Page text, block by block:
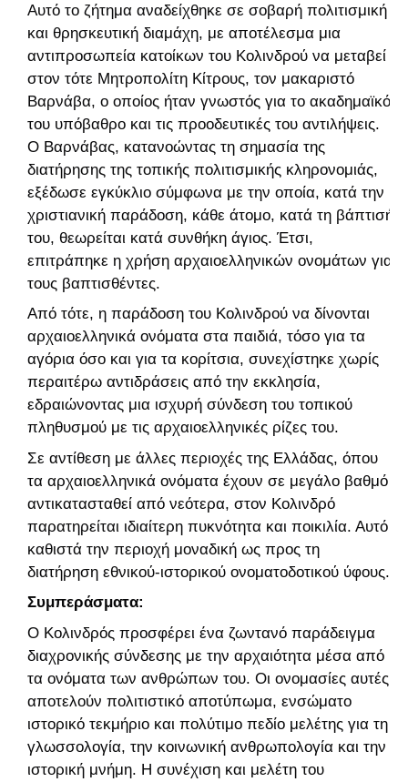
Αυτό το ζήτημα αναδείχθηκε σε σοβαρή πολιτισμική
και θρησκευτική διαμάχη, με αποτέλεσμα μια
αντιπροσωπεία κατοίκων του Κολινδρού να μεταβεί
στον τότε Μητροπολίτη Κίτρους, τον μακαριστό
Βαρνάβα, ο οποίος ήταν γνωστός για το ακαδημαϊκό
του υπόβαθρο και τις προοδευτικές του αντιλήψεις.
Ο Βαρνάβας, κατανοώντας τη σημασία της
διατήρησης της τοπικής πολιτισμικής κληρονομιάς,
εξέδωσε εγκύκλιο σύμφωνα με την οποία, κατά την
χριστιανική παράδοση, κάθε άτομο, κατά τη βάπτισή
του, θεωρείται κατά συνθήκη άγιος. Έτσι,
επιτράπηκε η χρήση αρχαιοελληνικών ονομάτων για
τους βαπτισθέντες.
Από τότε, η παράδοση του Κολινδρού να δίνονται
αρχαιοελληνικά ονόματα στα παιδιά, τόσο για τα
αγόρια όσο και για τα κορίτσια, συνεχίστηκε χωρίς
περαιτέρω αντιδράσεις από την εκκλησία,
εδραιώνοντας μια ισχυρή σύνδεση του τοπικού
πληθυσμού με τις αρχαιοελληνικές ρίζες του.
Σε αντίθεση με άλλες περιοχές της Ελλάδας, όπου
τα αρχαιοελληνικά ονόματα έχουν σε μεγάλο βαθμό
αντικατασταθεί από νεότερα, στον Κολινδρό
παρατηρείται ιδιαίτερη πυκνότητα και ποικιλία. Αυτό
καθιστά την περιοχή μοναδική ως προς τη
διατήρηση εθνικού-ιστορικού ονοματοδοτικού ύφους.
Συμπεράσματα:
Ο Κολινδρός προσφέρει ένα ζωντανό παράδειγμα
διαχρονικής σύνδεσης με την αρχαιότητα μέσα από
τα ονόματα των ανθρώπων του. Οι ονομασίες αυτές
αποτελούν πολιτιστικό αποτύπωμα, ενσώματο
ιστορικό τεκμήριο και πολύτιμο πεδίο μελέτης για τη
γλωσσολογία, την κοινωνική ανθρωπολογία και την
ιστορική μνήμη. Η συνέχιση και μελέτη του